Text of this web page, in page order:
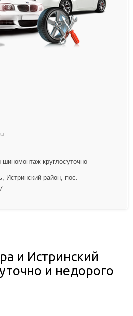
круглосуточно
Истринский район, пос.
и Истринский
и недорого